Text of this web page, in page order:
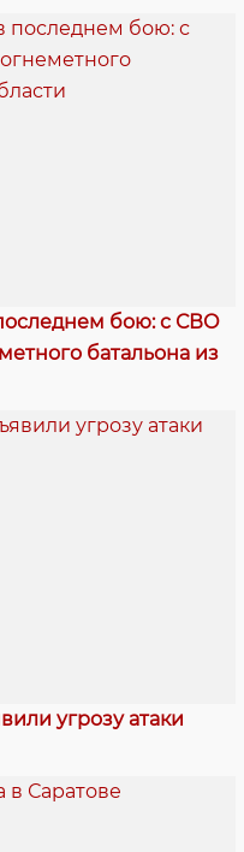
бою: с СВО
батальона из
угрозу атаки